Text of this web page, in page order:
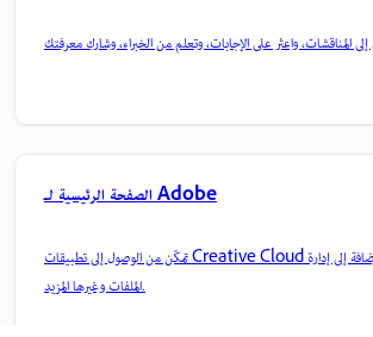
الصفحة الرئيسية لـ Adobe
تمكّن من الوصول إلى تطبيقات Creative Cloud وخدماتها المفضلة بالإضافة إلى إدارة
الملفات وغيرها المزيد.